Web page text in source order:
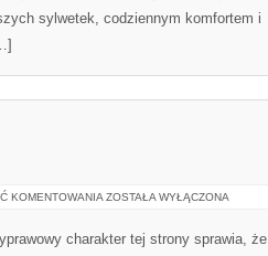
sylwetek, codziennym komfortem i
KOMENTOWANIA ZAPACHOWE
ZOSTAŁA WYŁĄCZONA
charakter tej strony sprawia, że